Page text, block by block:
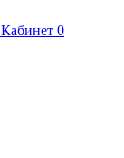
Кабинет 0